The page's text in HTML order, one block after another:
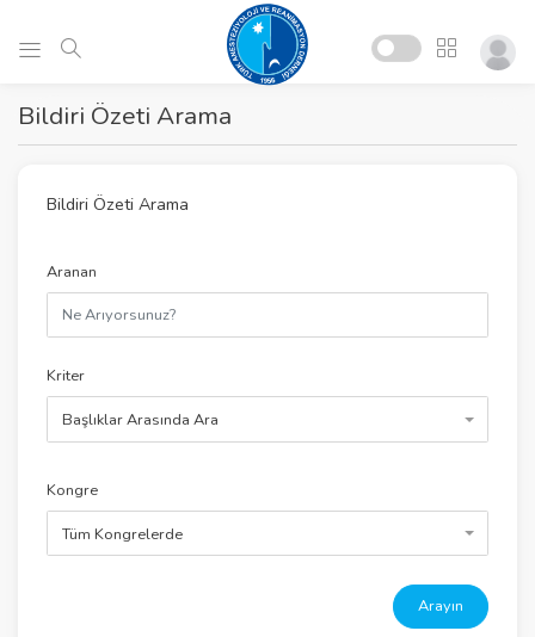
Bildiri Özeti Arama
Bildiri Özeti Arama
Aranan
Kriter
Başlıklar Arasında Ara
Kongre
Tüm Kongrelerde
Arayın